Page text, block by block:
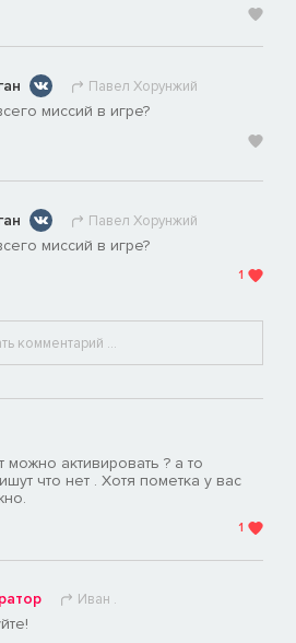
Павел Хорунжий
миссий в игре?
Павел Хорунжий
миссий в игре?
1
можно активировать ? а то
что нет . Хотя пометка у вас
1
Иван .